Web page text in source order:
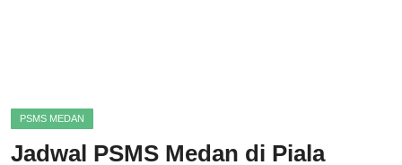
PSMS MEDAN
Jadwal PSMS Medan di Piala